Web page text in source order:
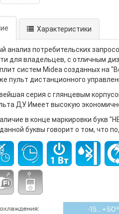
Характеристики
анализ потребительских
для владельцев, с отличным
систем Midea созданных на
пульт дистанционного
серия с глянцевым
ДУ. Имеет высокую
в конце маркировки букв
буквы говорит о том, что